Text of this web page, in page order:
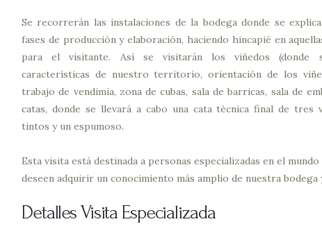
Se recorrerán las instalaciones de la bodega donde se
fases de producción y elaboración, haciendo hincapié en
para el visitante. Así se visitarán los viñedos (donde
características de nuestro territorio, orientación de los
trabajo de vendimia, zona de cubas, sala de barricas, sala de
catas, donde se llevará a cabo una cata técnica final de tres
tintos y un espumoso.
Esta visita está destinada a personas especializadas en el mundo
deseen adquirir un conocimiento más amplio de nuestra bodega
Detalles Visita Especializada